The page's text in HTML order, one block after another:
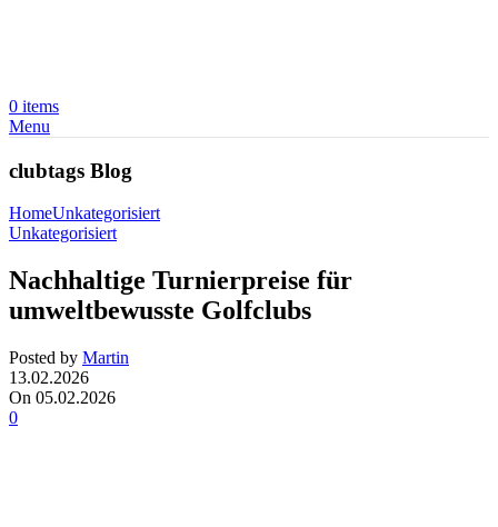
0 items
Menu
clubtags Blog
HomeUnkategorisiert
Unkategorisiert
Nachhaltige Turnierpreise für
umweltbewusste Golfclubs
Posted by Martin
13.02.2026
On 05.02.2026
0